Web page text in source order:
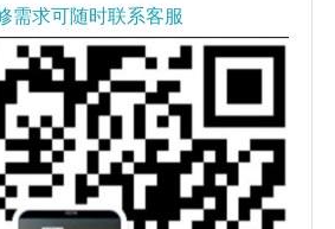
需求可随时联系客服